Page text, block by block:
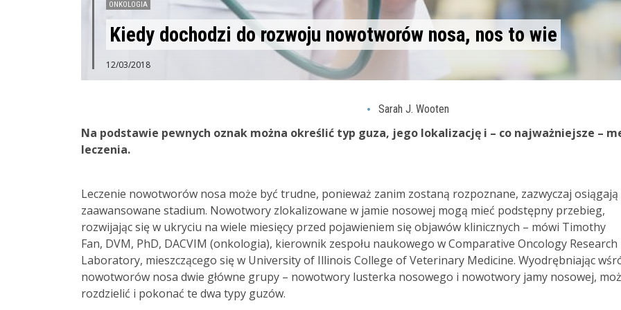
ONKOLOGIA
Kiedy dochodzi do rozwoju nowotworów nosa, nos to wie
12/03/2018
Sarah J. Wooten
Na podstawie pewnych oznak można określić typ guza, jego lokalizację i – co najważniejsze –
leczenia.
Leczenie nowotworów nosa może być trudne, ponieważ zanim zostaną rozpoznane, zazwyczaj osiągają
zaawansowane stadium. Nowotwory zlokalizowane w jamie nosowej mogą mieć podstępny przebieg,
rozwijając się w ukryciu na wiele miesięcy przed pojawieniem się objawów klinicznych – mówi Timothy
Fan, DVM, PhD, DACVIM (onkologia), kierownik zespołu naukowego w Comparative Oncology Research
Laboratory, mieszczącego się w University of Illinois College of Veterinary Medicine. Wyodrębniając
nowotworów nosa dwie główne grupy – nowotwory lusterka nosowego i nowotwory jamy nosowej,
rozdzielić i pokonać te dwa typy guzów.